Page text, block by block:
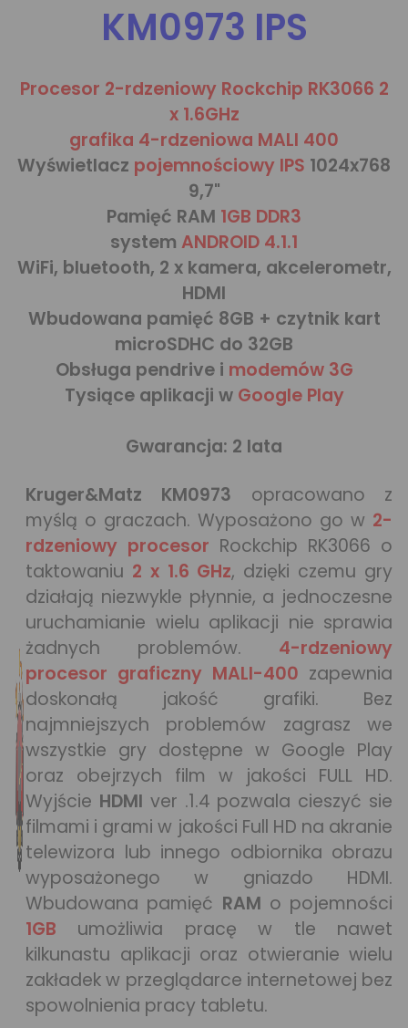
KM0973 IPS
Procesor 2-rdzeniowy Rockchip RK3066 2
x 1.6GHz
grafika 4-rdzeniowa MALI 400
Wyświetlacz pojemnościowy IPS 1024x768
9,7"
Pamięć RAM 1GB DDR3
system ANDROID 4.1.1
WiFi, bluetooth, 2 x kamera, akcelerometr,
HDMI
Wbudowana pamięć 8GB + czytnik kart
microSDHC do 32GB
Obsługa pendrive i modemów 3G
Tysiące aplikacji w Google Play
Gwarancja: 2 lata
Kruger&Matz KM0973 opracowano z
myślą o graczach. Wyposażono go w 2-
rdzeniowy procesor Rockchip RK3066 o
taktowaniu 2 x 1.6 GHz, dzięki czemu gry
działają niezwykle płynnie, a jednoczesne
uruchamianie wielu aplikacji nie sprawia
żadnych problemów. 4-rdzeniowy
procesor graficzny MALI-400 zapewnia
doskonałą jakość grafiki. Bez
najmniejszych problemów zagrasz we
wszystkie gry dostępne w Google Play
oraz obejrzych film w jakości FULL HD.
Wyjście HDMI ver .1.4 pozwala cieszyć sie
filmami i grami w jakości Full HD na akranie
telewizora lub innego odbiornika obrazu
wyposażonego w gniazdo HDMI.
Wbudowana pamięć RAM o pojemności
1GB umożliwia pracę w tle nawet
kilkunastu aplikacji oraz otwieranie wielu
zakładek w przeglądarce internetowej bez
spowolnienia pracy tabletu.